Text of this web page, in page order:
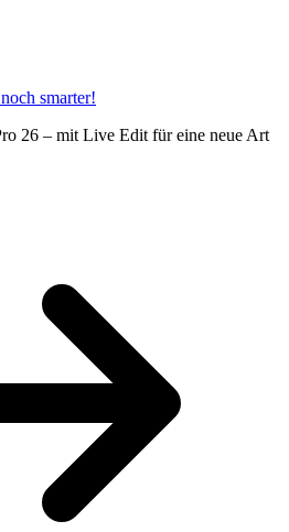
smarter!
26 – mit Live Edit für eine neue Art